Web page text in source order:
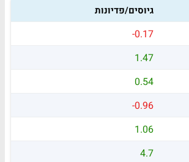
גיוסים/פדיונות
-0.17
1.47
0.54
-0.96
1.06
4.7